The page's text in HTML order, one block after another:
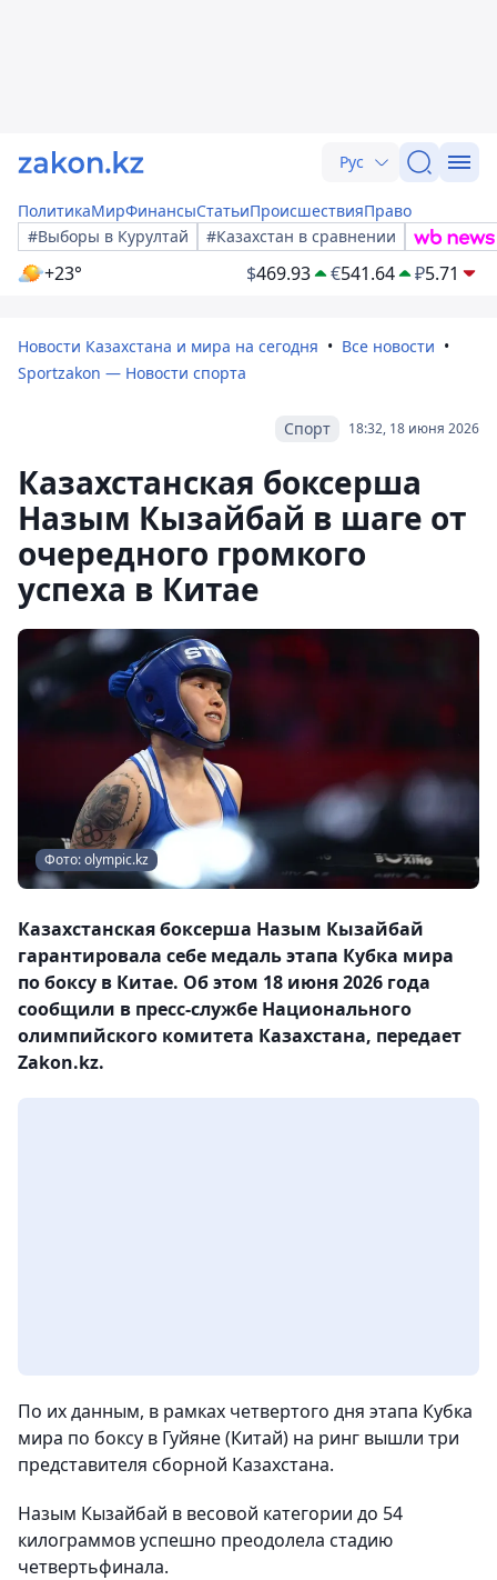
Рус
ПолитикаМирФинансыСтатьиПроисшествияПраво
#Выборы в Курултай
#Казахстан в сравнении
+23° $469.93 €541.64 ₽5.71
Новости Казахстана и мира на сегодня
Все новости
Sportzakon — Новости спорта
18:32, 18 июня 2026
Спорт
Казахстанская боксерша
Назым Кызайбай в шаге от
очередного громкого
успеха в Китае
Фото: olympic.kz
Казахстанская боксерша Назым Кызайбай
гарантировала себе медаль этапа Кубка мира
по боксу в Китае. Об этом 18 июня 2026 года
сообщили в пресс-службе Национального
олимпийского комитета Казахстана, передает
Zakon.kz.
По их данным, в рамках четвертого дня этапа Кубка
мира по боксу в Гуйяне (Китай) на ринг вышли три
представителя сборной Казахстана.
Назым Кызайбай в весовой категории до 54
килограммов успешно преодолела стадию
четвертьфинала.